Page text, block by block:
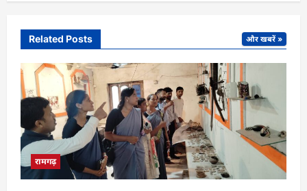
Related Posts और खबरें »
रामगढ़